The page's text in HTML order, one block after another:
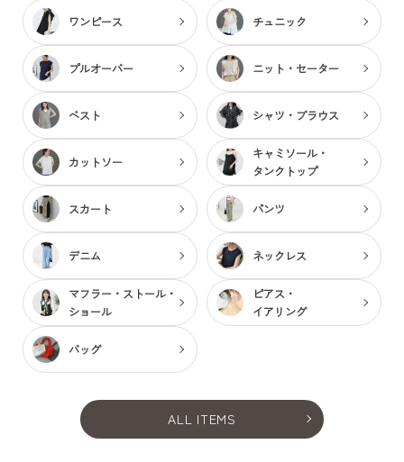
ワンピース チュニック
プルオーバー ニット・セーター
ベスト シャツ・ブラウス
カットソー
キャミソール・
タンクトップ
スカート パンツ
デニム ネックレス
マフラー・ストール・
ショール
ピアス・
イアリング
バッグ
ALL ITEMS